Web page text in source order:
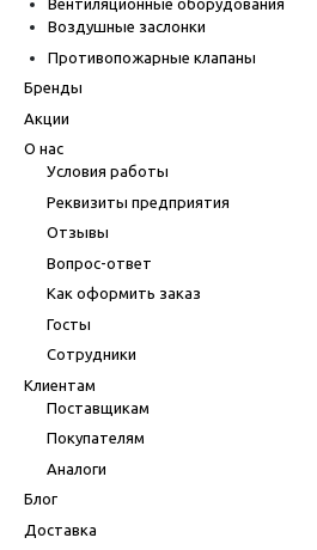
Вентиляционные оборудования
Воздушные заслонки
Противопожарные клапаны
Бренды
Акции
О нас
Условия работы
Реквизиты предприятия
Отзывы
Вопрос-ответ
Как оформить заказ
Госты
Сотрудники
Клиентам
Поставщикам
Покупателям
Аналоги
Блог
Доставка